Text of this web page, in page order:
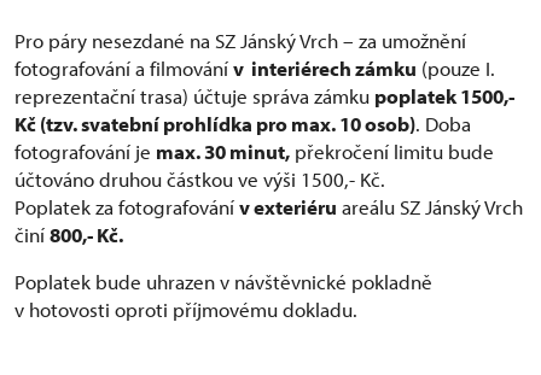
Pro páry nesezdané na SZ Jánský Vrch – za umožnění
fotografování a filmovánív interiérech zámku (pouze I.
reprezentační trasa) účtuje správa zámku poplatek 1500,-
Kč (tzv. svatební prohlídka pro max. 10 osob). Doba
fotografování je max. 30 minut, překročení limitu bude
účtováno druhou částkou ve výši 1500,- Kč.
Poplatek za fotografovánív exteriéru areálu SZ Jánský Vrch
činí800,- Kč.
Poplatek bude uhrazen v návštěvnické pokladně
v hotovosti oproti příjmovému dokladu.